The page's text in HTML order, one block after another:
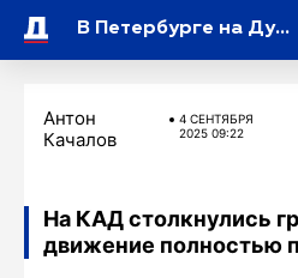
В Петербурге на Дунайском проспекте устранили большую яму
Антон
Качалов
4 СЕНТЯБРЯ
2025 09:22
На КАД столкнулись
движение полностью